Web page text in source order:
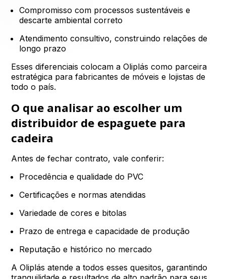
Compromisso com processos sustentáveis e
descarte ambiental correto
Atendimento consultivo, construindo relações de
longo prazo
Esses diferenciais colocam a Oliplás como parceira
estratégica para fabricantes de móveis e lojistas de
todo o país.
O que analisar ao escolher um
distribuidor de espaguete para
cadeira
Antes de fechar contrato, vale conferir:
Procedência e qualidade do PVC
Certificações e normas atendidas
Variedade de cores e bitolas
Prazo de entrega e capacidade de produção
Reputação e histórico no mercado
A Oliplás atende a todos esses quesitos, garantindo